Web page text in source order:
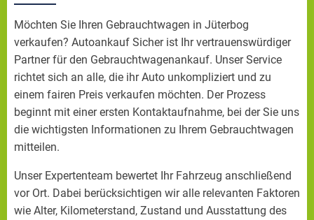
Möchten Sie Ihren Gebrauchtwagen in Jüterbog
verkaufen? Autoankauf Sicher ist Ihr vertrauenswürdiger
Partner für den Gebrauchtwagenankauf. Unser Service
richtet sich an alle, die ihr Auto unkompliziert und zu
einem fairen Preis verkaufen möchten. Der Prozess
beginnt mit einer ersten Kontaktaufnahme, bei der Sie uns
die wichtigsten Informationen zu Ihrem Gebrauchtwagen
mitteilen.
Unser Expertenteam bewertet Ihr Fahrzeug anschließend
vor Ort. Dabei berücksichtigen wir alle relevanten Faktoren
wie Alter, Kilometerstand, Zustand und Ausstattung des